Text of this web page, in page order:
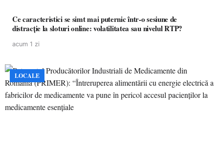
Ce caracteristici se simt mai puternic într-o sesiune de
distracție la sloturi online: volatilitatea sau nivelul RTP?
acum 1 zi
LOCALE